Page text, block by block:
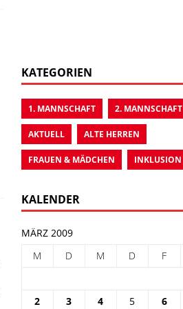
KATEGORIEN
1. MANNSCHAFT 2. MANNSCHAFT
AKTUELL ALTE HERREN
FRAUEN & MÄDCHEN INKLUSION
KALENDER
MÄRZ 2009
M
D M D F
2
3 4 5 6